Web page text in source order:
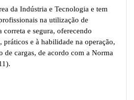
da Indústria e Tecnologia e tem
na utilização de
e segura, oferecendo
práticos e à habilidade na operação,
de cargas, de acordo com a Norma